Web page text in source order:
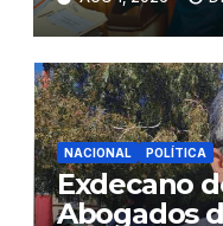
Fujimori
NACIONAL POLÍTICA
Exdecano
Abogados